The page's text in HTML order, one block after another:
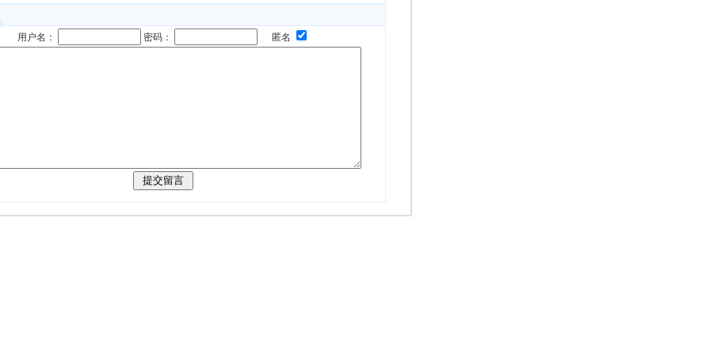
用户名： 密码： 匿名